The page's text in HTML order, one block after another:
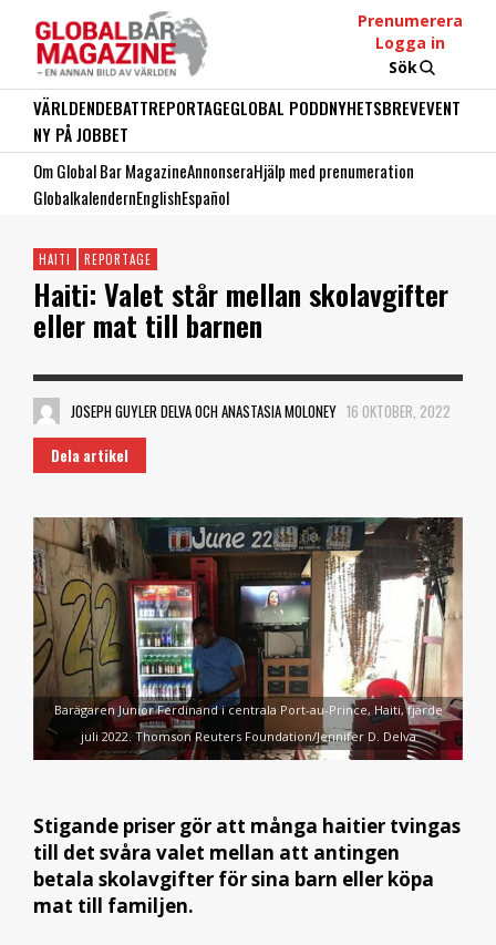
Prenumerera
Logga in
Sök
VÄRLDENDEBATTREPORTAGEGLOBAL PODDNYHETSBREVEVENT
NY PÅ JOBBET
Om Global Bar MagazineAnnonseraHjälp med prenumeration
GlobalkalendernEnglishEspañol
HAITI REPORTAGE
Haiti: Valet står mellan skolavgifter
eller mat till barnen
JOSEPH GUYLER DELVA OCH ANASTASIA MOLONEY 16 OKTOBER, 2022
Dela artikel
Barägaren Junior Ferdinand i centrala Port-au-Prince, Haiti, fjärde
juli 2022. Thomson Reuters Foundation/Jennifer D. Delva
Stigande priser gör att många haitier tvingas
till det svåra valet mellan att antingen
betala skolavgifter för sina barn eller köpa
mat till familjen.